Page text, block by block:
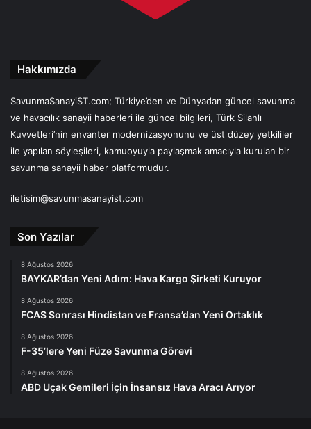
Hakkımızda
SavunmaSanayiST.com; Türkiye’den ve Dünyadan güncel savunma
ve havacılık sanayii haberleri ile güncel bilgileri, Türk Silahlı
Kuvvetleri’nin envanter modernizasyonunu ve üst düzey yetkililer
ile yapılan söyleşileri, kamuoyuyla paylaşmak amacıyla kurulan bir
savunma sanayii haber platformudur.
iletisim@savunmasanayist.com
Son Yazılar
8 Ağustos 2026
BAYKAR’dan Yeni Adım: Hava Kargo Şirketi Kuruyor
8 Ağustos 2026
FCAS Sonrası Hindistan ve Fransa’dan Yeni Ortaklık
8 Ağustos 2026
F-35’lere Yeni Füze Savunma Görevi
8 Ağustos 2026
ABD Uçak Gemileri İçin İnsansız Hava Aracı Arıyor